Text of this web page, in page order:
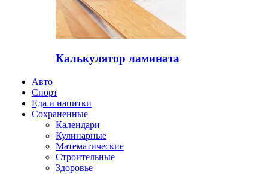
Калькулятор ламината
Авто
Спорт
Еда и напитки
Сохраненные
Календари
Кулинарные
Математические
Строительные
Здоровье